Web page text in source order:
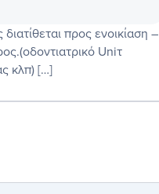
προς ενοικίαση –
Uniτ
κλπ) […]